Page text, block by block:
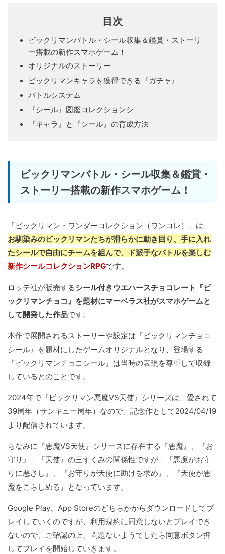
目次
ビックリマンバトル・シール収集＆鑑賞・ストーリ
ー搭載の新作スマホゲーム！
オリジナルのストーリー
ビックリマンキャラを獲得できる『ガチャ』
バトルシステム
『シール』図鑑コレクションシ
『キャラ』と『シール』の育成方法
ビックリマンバトル・シール収集＆鑑賞・
ストーリー搭載の新作スマホゲーム！
「ビックリマン・ワンダーコレクション（ワンコレ）」は、
お馴染みのビックリマンたちが滑らかに動き回り、手に入れ
たシールで自由にチームを組んで、ド派手なバトルを楽しむ
新作シールコレクションRPGです。
ロッテ社が販売するシール付きウエハースチョコレート『ビ
ックリマンチョコ』を題材にマーベラス社がスマホゲームと
して開発した作品です。
本作で展開されるストーリーや設定は『ビックリマンチョコ
シール』を題材にしたゲームオリジナルとなり、登場する
『ビックリマンチョコシール』は当時の表現を尊重して収録
しているとのことです。
2024年で『ビックリマン悪魔VS天使』シリーズは、愛されて
39周年（サンキュー周年）なので、記念作として2024/04/19
より配信されています。
ちなみに『悪魔VS天使』シリーズに存在する『悪魔』、『お
守り』、『天使』の三すくみの関係性ですが、『悪魔がお守
りに悪さし』、『お守りが天使に助けを求め』、『天使が悪
魔をこらしめる』となっています。
Google Play、App Storeのどちらかからダウンロードしてプ
レイしていくのですが、利用規約に同意しないとプレイでき
ないので、ご確認の上、問題ないようでしたら同意ボタン押
してプレイを開始していきます。